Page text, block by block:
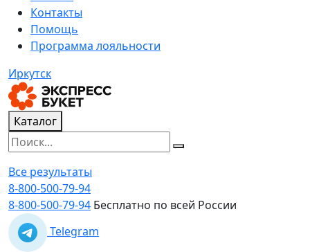
Контакты
Помощь
Программа лояльности
Иркутск
Каталог
Все результаты
8-800-500-79-94
8-800-500-79-94 Бесплатно по всей России
Telegram